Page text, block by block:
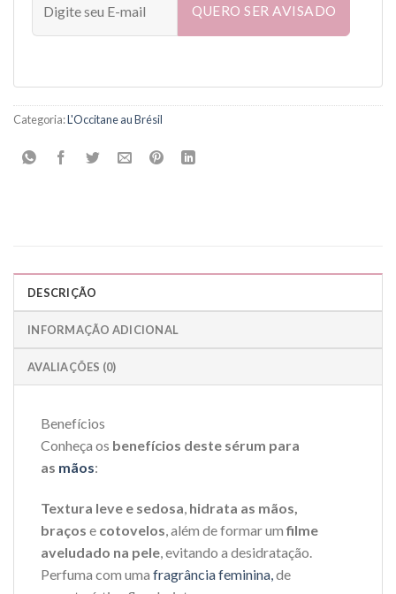
QUERO SER AVISADO
Categoria:L'Occitane au Brésil
DESCRIÇÃO
INFORMAÇÃO ADICIONAL
AVALIAÇÕES (0)
Benefícios
Conheça os benefícios deste sérum para
as mãos:
Textura leve e sedosa, hidrata as mãos,
braços e cotovelos, além de formar umfilme
aveludado na pele, evitando a desidratação.
Perfuma com uma fragrância feminina,de